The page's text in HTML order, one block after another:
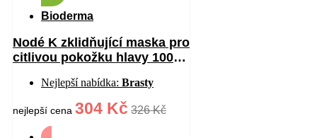
Bioderma
Nodé K zklidňující maska pro
citlivou pokožku hlavy 100
Nejlepší nabídka: Brasty
nejlepší cena 304 Kč 326 Kč